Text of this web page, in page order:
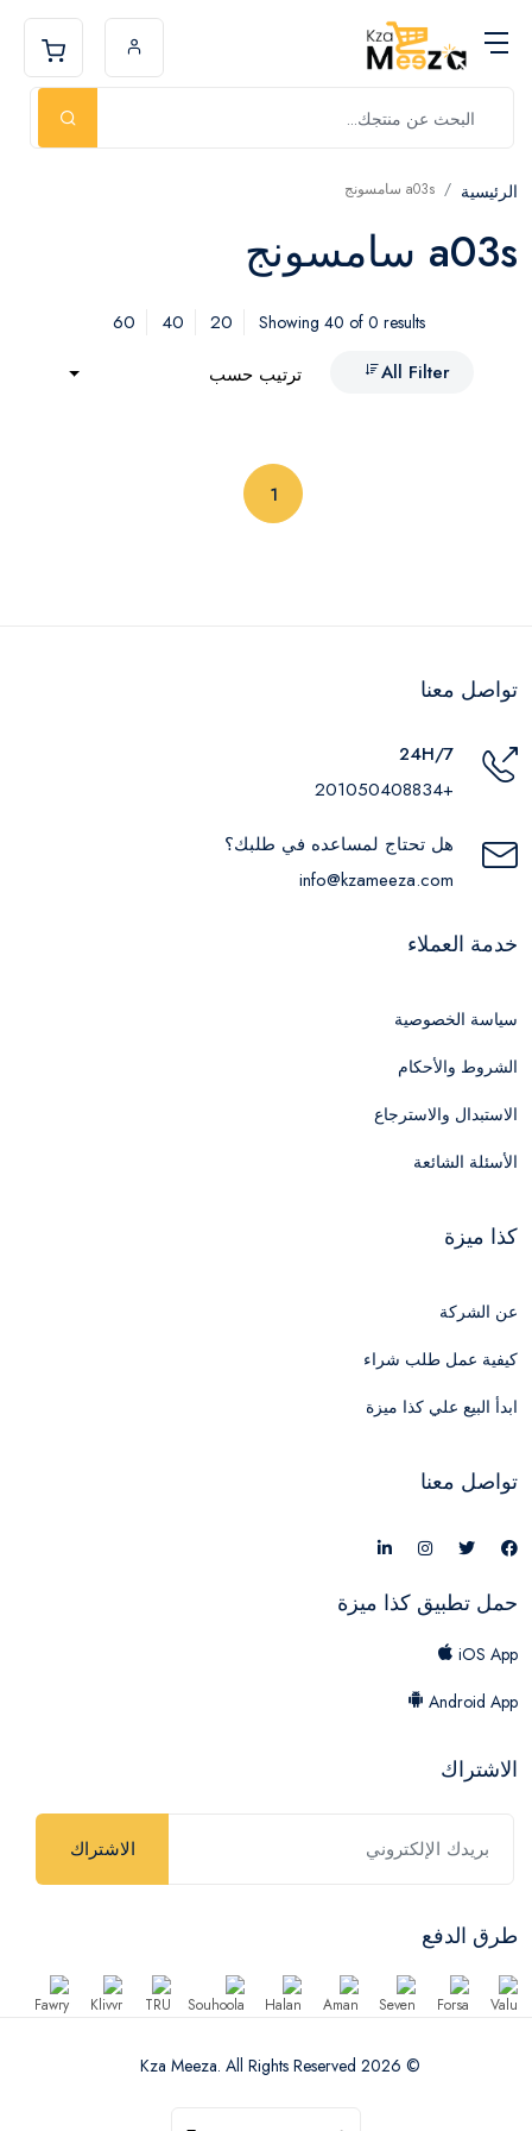
الرئيسية a03s سامسونج
a03s سامسونج
Showing 40 of 0 results
20
40
60
All Filter
ترتيب حسب
1
تواصل معنا
24H/7
+201050408834
هل تحتاج لمساعده في طلبك؟
info@kzameeza.com
خدمة العملاء
سياسة الخصوصية
الشروط والأحكام
الاستبدال والاسترجاع
الأسئلة الشائعة
كذا ميزة
عن الشركة
كيفية عمل طلب شراء
ابدأ البيع علي كذا ميزة
تواصل معنا
حمل تطبيق كذا ميزة
iOS App
Android App
الاشتراك
الاشتراك
طرق الدفع
© 2026 Kza Meeza. All Rights Reserved